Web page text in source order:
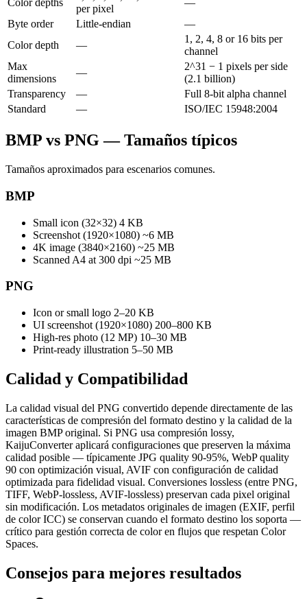
Color depths
per pixel
—
Byte order
Little-endian
—
Color depth
—
1, 2, 4, 8 or 16 bits per
channel
Max
dimensions
—
2^31 − 1 pixels per side
(2.1 billion)
Transparency
—
Full 8-bit alpha channel
Standard
— ISO/IEC 15948:2004
BMP vs PNG — Tamaños típicos
Tamaños aproximados para escenarios comunes.
BMP
Small icon (32×32) 4 KB
Screenshot (1920×1080) ~6 MB
4K image (3840×2160) ~25 MB
Scanned A4 at 300 dpi ~25 MB
PNG
Icon or small logo 2–20 KB
UI screenshot (1920×1080) 200–800 KB
High-res photo (12 MP) 10–30 MB
Print-ready illustration 5–50 MB
Calidad y Compatibilidad
La calidad visual del PNG convertido depende directamente de las
características de compresión del formato destino y la calidad de la
imagen BMP original. Si PNG usa compresión lossy,
KaijuConverter aplicará configuraciones que preserven la máxima
calidad posible — típicamente JPG quality 90-95%, WebP quality
90 con optimización visual, AVIF con configuración de calidad
optimizada para fidelidad visual. Conversiones lossless (entre PNG,
TIFF, WebP-lossless, AVIF-lossless) preservan cada pixel original
sin modificación. Los metadatos originales de imagen (EXIF, perfil
de color ICC) se conservan cuando el formato destino los soporta —
crítico para gestión correcta de color en flujos que respetan Color
Spaces.
Consejos para mejores resultados